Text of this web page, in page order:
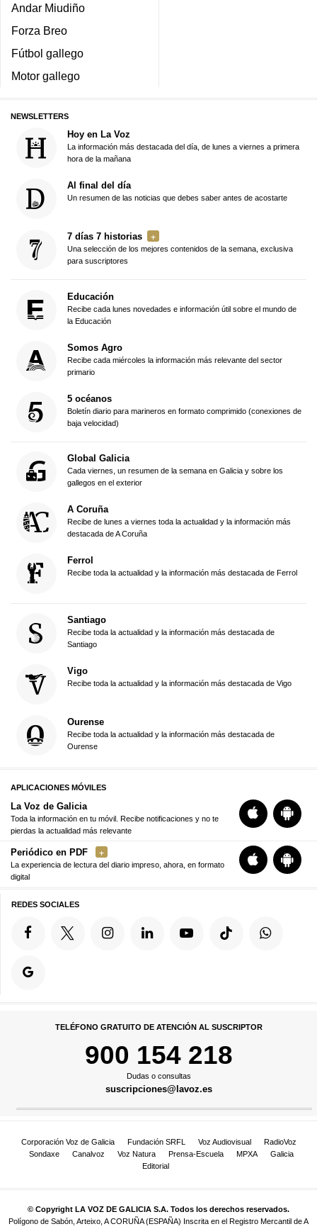
Andar Miudiño
Forza Breo
Fútbol gallego
Motor gallego
NEWSLETTERS
Hoy en La Voz
La información más destacada del día, de lunes a viernes a primera
hora de la mañana
Al final del día
Un resumen de las noticias que debes saber antes de acostarte
7 días 7 historias
Una selección de los mejores contenidos de la semana, exclusiva
para suscriptores
Educación
Recibe cada lunes novedades e información útil sobre el mundo de
la Educación
Somos Agro
Recibe cada miércoles la información más relevante del sector
primario
5 océanos
Boletín diario para marineros en formato comprimido (conexiones de
baja velocidad)
Global Galicia
Cada viernes, un resumen de la semana en Galicia y sobre los
gallegos en el exterior
A Coruña
Recibe de lunes a viernes toda la actualidad y la información más
destacada de A Coruña
Ferrol
Recibe toda la actualidad y la información más destacada de Ferrol
Santiago
Recibe toda la actualidad y la información más destacada de
Santiago
Vigo
Recibe toda la actualidad y la información más destacada de Vigo
Ourense
Recibe toda la actualidad y la información más destacada de
Ourense
APLICACIONES MÓVILES
La Voz de Galicia
Toda la información en tu móvil. Recibe notificaciones y no te
pierdas la actualidad más relevante
Periódico en PDF
La experiencia de lectura del diario impreso, ahora, en formato
digital
REDES SOCIALES
TELÉFONO GRATUITO DE ATENCIÓN AL SUSCRIPTOR
900 154 218
Dudas o consultas
suscripciones@lavoz.es
Corporación Voz de Galicia Fundación SRFL Voz Audiovisual
RadioVoz
Sondaxe
Canalvoz Voz Natura Prensa-Escuela MPXA
Galicia
Editorial
© Copyright LA VOZ DE GALICIA S.A. Todos los derechos reservados.
Polígono de Sabón, Arteixo, A CORUÑA (ESPAÑA) Inscrita en el Registro Mercantil de A